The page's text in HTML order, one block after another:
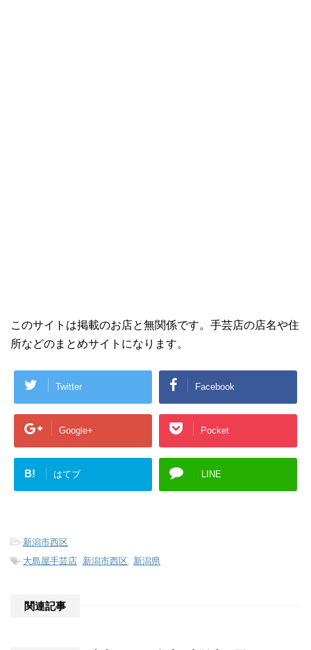
このサイトは掲載のお店と無関係です。手芸店の店名や住
所などのまとめサイトになります。
Twitter Facebook
Google+ Pocket
B! はてブ LINE
-新潟市西区
-大島屋手芸店 新潟市西区 新潟県
関連記事